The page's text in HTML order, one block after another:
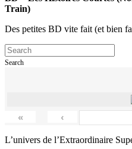
Train)
Des petites BD vite fait (et bien
Search
« ‹
L’univers de l’Extraordinaire